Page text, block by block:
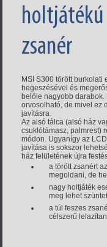
holtjátékú
zsanér
MSI S300 törött burkolati
hegeszésével és
belőle nagyobb
orvosolható, de mivel ez
javításra.
Az alsó tálca (alsó ház
csuklótámasz, palmrest)
módon. Ugyanígy az
javítása is sokszor
ház felületének újra
a törött zsanért
megoldani, de
nagy holtjáték
meg lehet
a túl feszes
célszerű